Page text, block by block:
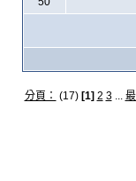
分頁： (17) [1] 2 3...